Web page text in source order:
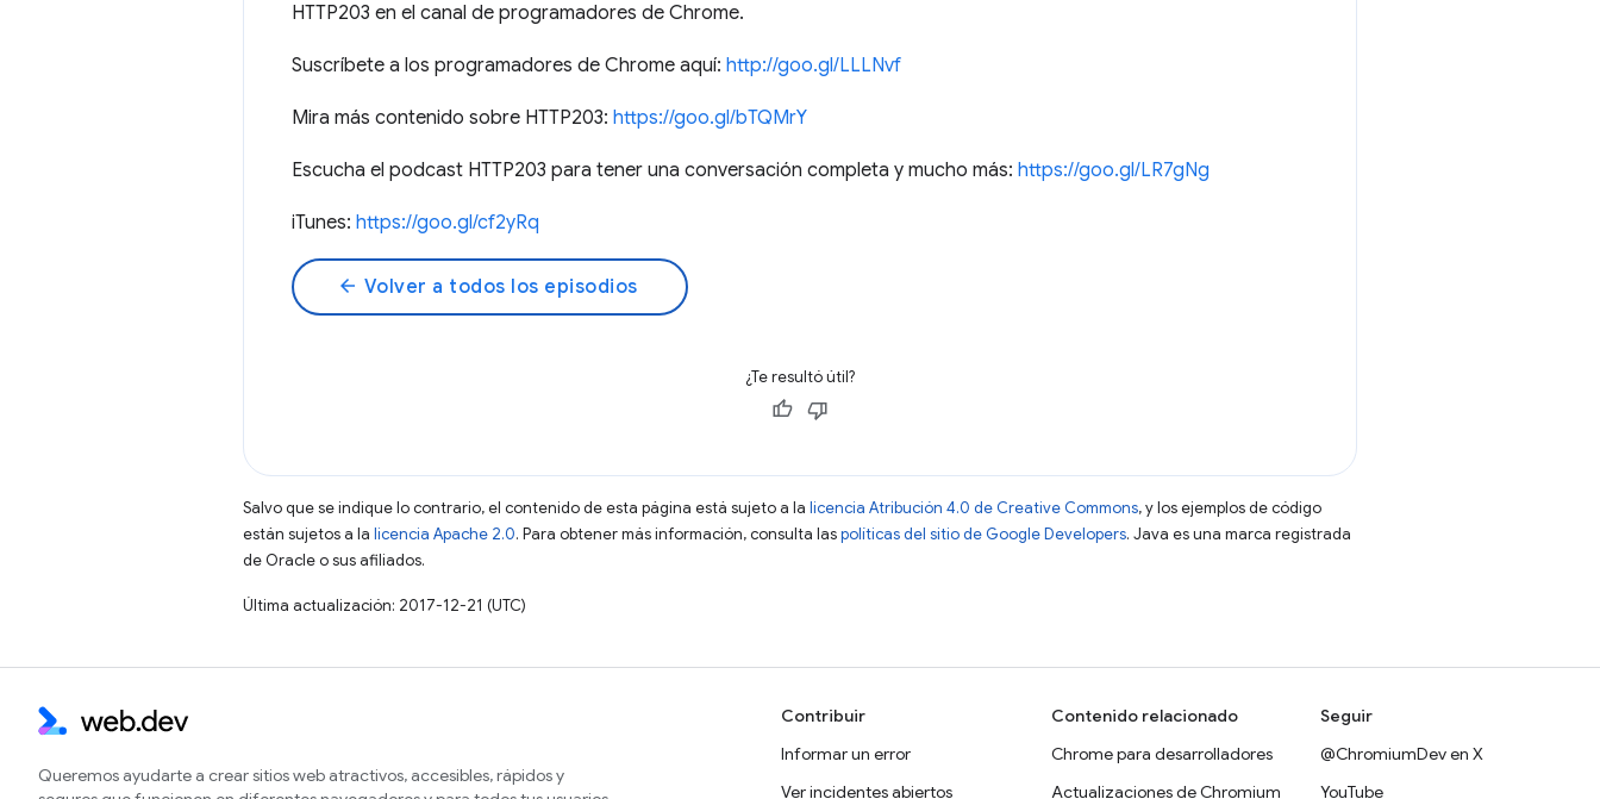
HTTP203 en el canal de programadores de Chrome.
Suscríbete a los programadores de Chrome aquí: http://goo.gl/LLLNvf
Mira más contenido sobre HTTP203: https://goo.gl/bTQMrY
Escucha el podcast HTTP203 para tener una conversación completa y mucho más: https://goo.gl/LR7gNg
iTunes: https://goo.gl/cf2yRq
arrow_back Volver a todos los episodios
¿Te resultó útil?
Salvo que se indique lo contrario, el contenido de esta página está sujeto a la licencia Atribución 4.0 de Creative Commons, y los ejemplos de código
están sujetos a la licencia Apache 2.0. Para obtener más información, consulta laspolíticas del sitio de Google Developers. Java es una marca registrada
de Oracle o sus afiliados.
Última actualización: 2017-12-21 (UTC)
Queremos ayudarte a crear sitios web atractivos, accesibles, rápidos y
Contribuir
Informar un error
Ver incidentes abiertos
Contenido relacionado
Chrome para desarrolladores
Actualizaciones de Chromium
Seguir
@ChromiumDev en X
YouTube